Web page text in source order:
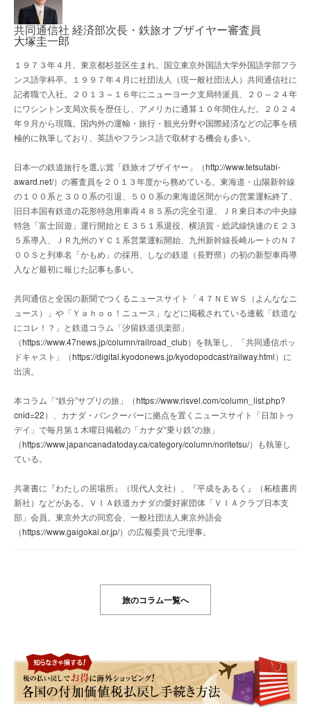
共同通信社 経済部次長・鉄旅オブザイヤー審査員
大塚圭一郎
１９７３年４月、東京都杉並区生まれ。国立東京外国語大学外国語学部フラ
ンス語学科卒。１９９７年４月に社団法人（現一般社団法人）共同通信社に
記者職で入社。２０１３～１６年にニューヨーク支局特派員、２０～２４年
にワシントン支局次長を歴任し、アメリカに通算１０年間住んだ。２０２４
年９月から現職。国内外の運輸・旅行・観光分野や国際経済などの記事を積
極的に執筆しており、英語やフランス語で取材する機会も多い。
日本一の鉄道旅行を選ぶ賞「鉄旅オブザイヤー」（http://www.tetsutabi-
award.net/）の審査員を２０１３年度から務めている。東海道・山陽新幹線
の１００系と３００系の引退、５００系の東海道区間からの営業運転終了、
旧日本国有鉄道の花形特急用車両４８５系の完全引退、ＪＲ東日本の中央線
特急「富士回遊」運行開始とＥ３５１系退役、横須賀・総武線快速のＥ２３
５系導入、ＪＲ九州のＹＣ１系営業運転開始、九州新幹線長崎ルートのＮ７
００Ｓと列車名「かもめ」の採用、しなの鉄道（長野県）の初の新型車両導
入など最初に報じた記事も多い。
共同通信と全国の新聞でつくるニュースサイト「４７ＮＥＷＳ（よんななニ
ュース）」や「Ｙａｈｏｏ！ニュース」などに掲載されている連載「鉄道な
にコレ！？」と鉄道コラム「汐留鉄道倶楽部」
（https://www.47news.jp/column/railroad_club）を執筆し、「共同通信ポッ
ドキャスト」（https://digital.kyodonews.jp/kyodopodcast/railway.html）に
出演。
本コラム「“鉄分”サプリの旅」（https://www.risvel.com/column_list.php?
cnid=22）、カナダ・バンクーバーに拠点を置くニュースサイト「日加トゥ
デイ」で毎月第１木曜日掲載の「カナダ“乗り鉄”の旅」
（https://www.japancanadatoday.ca/category/column/noritetsu/）も執筆し
ている。
共著書に『わたしの居場所』（現代人文社）、『平成をあるく』（柘植書房
新社）などがある。ＶＩＡ鉄道カナダの愛好家団体「ＶＩＡクラブ日本支
部」会員。東京外大の同窓会、一般社団法人東京外語会
（https://www.gaigokai.or.jp/）の広報委員で元理事。
旅のコラム一覧へ